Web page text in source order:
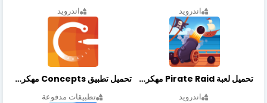
اندرويد اندرويد
تحميل لعبة Pirate Raid مهكرة أخر إصدار
اندرويد
تحميل تطبيق Concepts مهكر أخر إصدار
تطبيقات مدفوعة